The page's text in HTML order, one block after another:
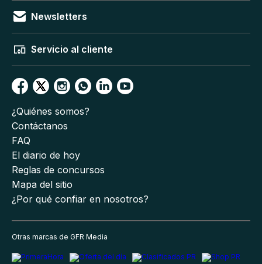
Newsletters
Servicio al cliente
¿Quiénes somos?
Contáctanos
FAQ
El diario de hoy
Reglas de concursos
Mapa del sitio
¿Por qué confiar en nosotros?
Otras marcas de GFR Media